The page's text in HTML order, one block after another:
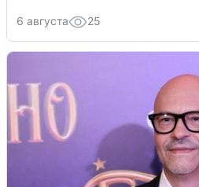
6 августа 25